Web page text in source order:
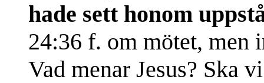
hade sett honom
24:36 f. om mötet, men
Vad menar Jesus? Ska